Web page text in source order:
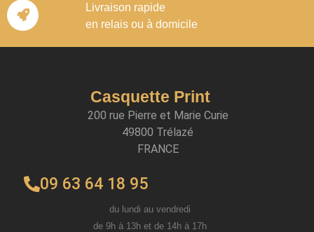
Livraison rapide
en relais ou à domicile
Casquette Print
200 rue Pierre et Marie Curie
49800 Trélazé
FRANCE
09 63 64 18 95
du lundi au vendredi
de 9h à 13h et de 14h à 17h